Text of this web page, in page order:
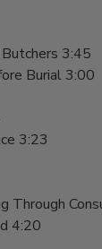
3:45
Burial 3:00
3:23
Through
4:20